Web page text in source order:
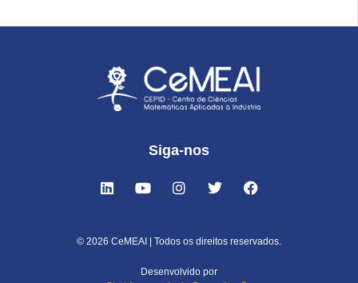
Siga-nos
© 2026 CeMEAI | Todos os direitos reservados.
Desenvolvido por